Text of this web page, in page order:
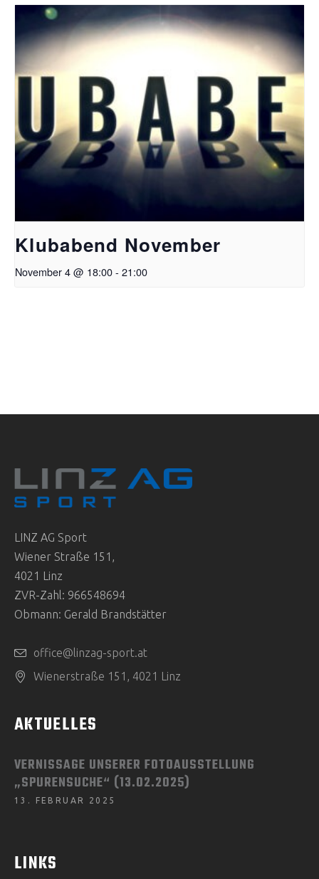
Klubabend November
November 4 @ 18:00- 21:00
LINZ AG Sport
Wiener Straße 151,
4021 Linz
ZVR-Zahl: 966548694
Obmann: Gerald Brandstätter
office@linzag-sport.at
Wienerstraße 151, 4021 Linz
AKTUELLES
VERNISSAGE UNSERER FOTOAUSSTELLUNG
„SPURENSUCHE“ (13.02.2025)
13. FEBRUAR 2025
LINKS